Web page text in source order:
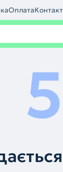
Оплата
5